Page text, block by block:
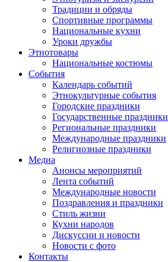
Традиции и обряды
Спортивные программы
Национальные кухни
Уроки дружбы
Этнотовары
Национальные костюмы
События
Календарь событий
Этнокультурные события
Городские праздники
Государственные праздники
Региональные праздники
Международные праздники
Религиозные праздники
Медиа
Анонсы мероприятий
Лента событий
Международные новости
Поздравления и праздники
Cтиль жизни
Кухни народов
Дискуссии и новости
Новости с фото
Контакты